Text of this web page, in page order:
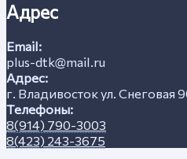
Адрес
Email:
plus-dtk@mail.ru
Адрес:
г. Владивосток ул. Снеговая
Телефоны:
8(914) 790-3003
8(423) 243-3675